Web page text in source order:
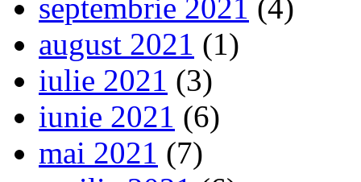
septembrie 2021 (4)
august 2021 (1)
iulie 2021 (3)
iunie 2021 (6)
mai 2021 (7)